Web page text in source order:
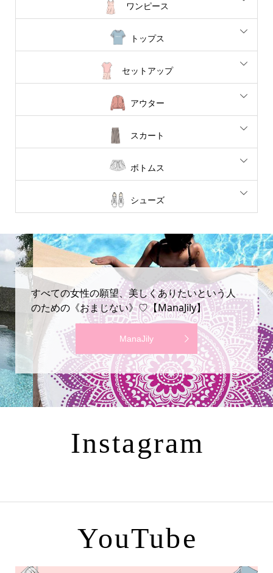
ワンピース
トップス
セットアップ
アウター
スカート
ボトムス
シューズ
すべての女性の願望、美しくありたいという人
のための《おまじない》♡【ManaJily】
ManaJily
Instagram
YouTube